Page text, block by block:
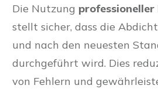
Die Nutzung
stellt sicher, dass die
und nach den neuesten
durchgeführt wird. Dies
von Fehlern und